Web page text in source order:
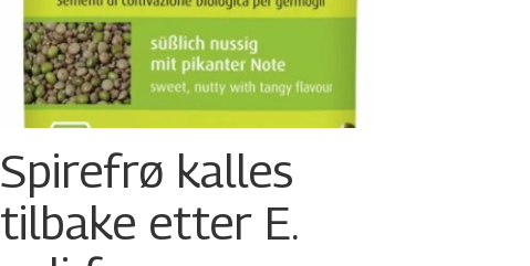
Spirefrø kalles
tilbake etter E.